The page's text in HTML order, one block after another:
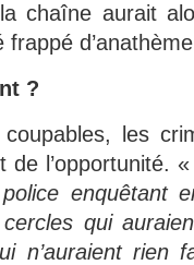
chaîne aurait
?
les
de l’opportunité.
enquêtant
qui
n’auraient rien